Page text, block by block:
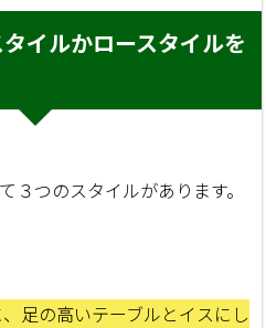
イルかロースタイルを
３つのスタイルがあります。
足の高いテーブルとイスにし